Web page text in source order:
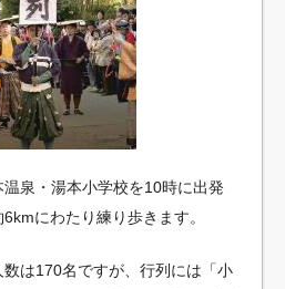
泉・湯本小学校を10時に出発
にわたり練り歩きます。
数は170名ですが、行列には「小